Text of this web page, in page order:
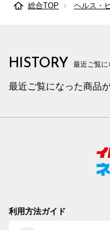
総合TOP ヘルス・
HISTORY 最近ご覧
最近ご覧になった商品
利用方法ガイド